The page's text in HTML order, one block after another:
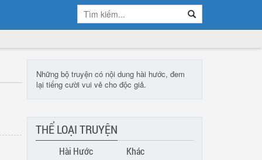
Những bộ truyện có nội dung hài hước, đem
lại tiếng cười vui vẻ cho độc giả.
THỂ LOẠI TRUYỆN
Hài Hước
Khác